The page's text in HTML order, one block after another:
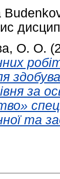
О. О.
за
та